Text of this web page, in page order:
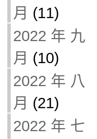
月 (11)
2022 年 九
月 (10)
2022 年 八
月 (21)
2022 年 七